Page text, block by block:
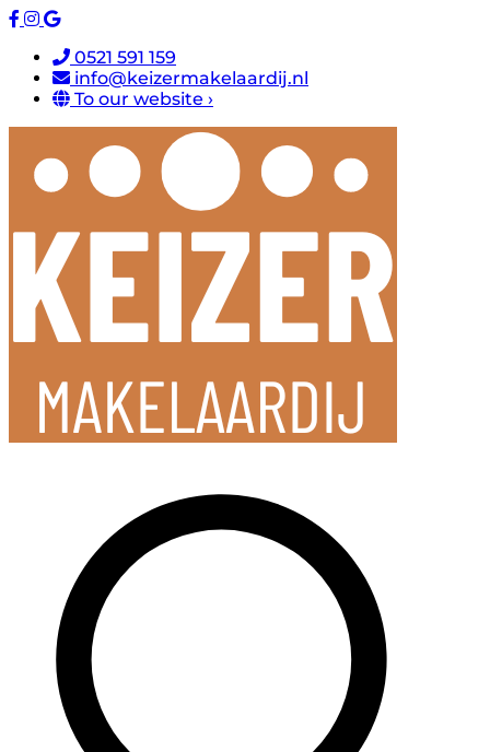
0521 591 159
info@keizermakelaardij.nl
To our website ›